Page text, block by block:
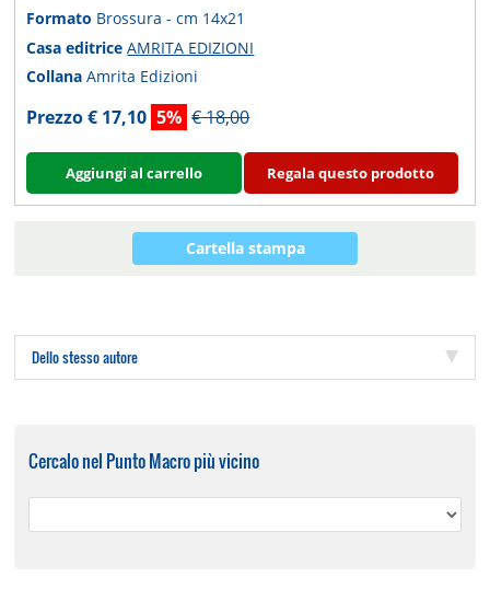
Formato Brossura - cm 14x21
Casa editriceAMRITA EDIZIONI
CollanaAmrita Edizioni
Prezzo € 17,10 5% € 18,00
Aggiungi al carrello Regala questo prodotto
Cartella stampa
Dello stesso autore
Cercalo nel Punto Macro più vicino